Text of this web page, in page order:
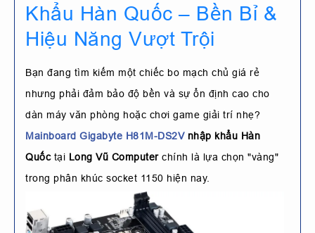
Khẩu Hàn Quốc – Bền Bỉ &
Hiệu Năng Vượt Trội
Bạn đang tìm kiếm một chiếc bo mạch chủ giá rẻ
nhưng phải đảm bảo độ bền và sự ổn định cao cho
dàn máy văn phòng hoặc chơi game giải trí nhẹ?
Mainboard Gigabyte H81M-DS2Vnhập khẩu Hàn
Quốctại Long Vũ Computerchính là lựa chọn "vàng"
trong phân khúc socket 1150 hiện nay.